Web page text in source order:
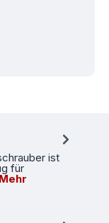
ist
für
Mehr